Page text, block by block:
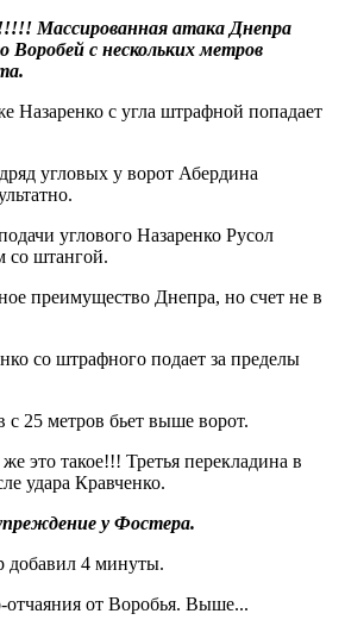
Массированная атака Днепра
Воробей с нескольких метров
Назаренко с угла штрафной попадает
угловых у ворот Абердина
углового Назаренко Русол
со штангой.
преимущество Днепра, но счет не в
со штрафного подает за пределы
25 метров бьет выше ворот.
это такое!!! Третья перекладина в
удара Кравченко.
у Фостера.
добавил 4 минуты.
отчаяния от Воробья. Выше...